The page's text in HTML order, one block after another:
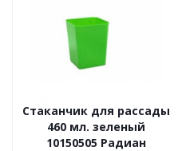
Стаканчик для рассады
460 мл. зеленый
10150505 Радиан